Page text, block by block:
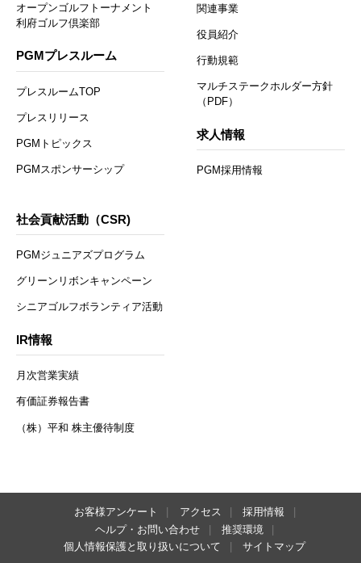
オープンゴルフトーナメント
利府ゴルフ倶楽部
PGMプレスルーム
プレスルームTOP
プレスリリース
PGMトピックス
PGMスポンサーシップ
関連事業
役員紹介
行動規範
マルチステークホルダー方針
（PDF）
求人情報
PGM採用情報
社会貢献活動（CSR)
PGMジュニアズプログラム
グリーンリボンキャンペーン
シニアゴルフボランティア活動
IR情報
月次営業実績
有価証券報告書
（株）平和 株主優待制度
お客様アンケート アクセス
採用情報
ヘルプ・お問い合わせ
推奨環境
個人情報保護と取り扱いについて
サイトマップ